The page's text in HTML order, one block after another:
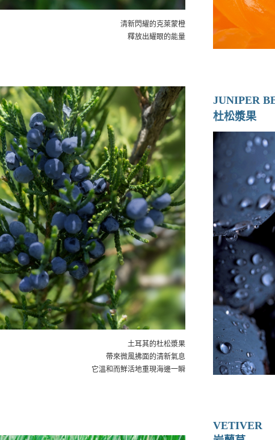
清新閃耀的克萊蒙橙
釋放出耀眼的能量
土耳其的杜松漿果
帶來微風拂面的清新氣息
它溫和而鮮活地重現海邊一瞬
JUNIPER
杜松漿果
VETIVER